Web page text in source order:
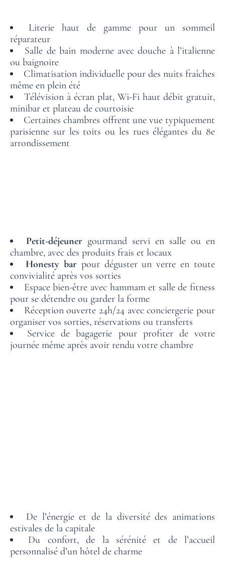
GALERIE PHOTOS
FAQ
ACTUALITÉS
Literie haut de gamme pour un sommeil
réparateur
Salle de bain moderne avec douche à l’italienne
ou baignoire
Climatisation individuelle pour des nuits fraîches
même en plein été
Télévision à écran plat, Wi-Fi haut débit gratuit,
minibar et plateau de courtoisie
Certaines chambres offrent une vue typiquement
parisienne sur les toits ou les rues élégantes du 8e
arrondissement
Petit-déjeuner gourmand servi en salle ou en
chambre, avec des produits frais et locaux
Honesty barpour déguster un verre en toute
convivialité après vos sorties
Espace bien-être avec hammam et salle de fitness
pour se détendre ou garder la forme
Réception ouverte 24h/24 avec conciergerie pour
organiser vos sorties, réservations ou transferts
Service de bagagerie pour profiter de votre
journée même après avoir rendu votre chambre
De l’énergie et de la diversité des animations
estivales de la capitale
Du confort, de la sérénité et de l’accueil
personnalisé d’un hôtel de charme